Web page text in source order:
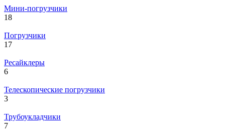
Мини-погрузчики
18
Погрузчики
17
Ресайклеры
6
Телескопические погрузчики
3
Трубоукладчики
7